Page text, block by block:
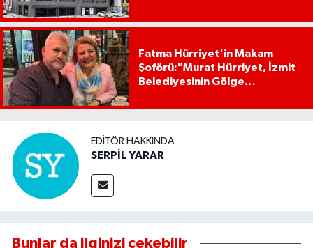
Fatma Hürriyet'in Makam
Şoförü:"Murat Hürriyet, İzmit
Belediyesinin Gölge
EDITÖR HAKKINDA
SERPİL YARAR
Bunlar da ilginizi çekebilir